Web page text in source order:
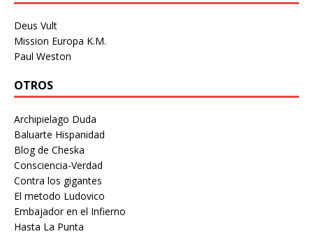
Deus Vult
Mission Europa K.M.
Paul Weston
OTROS
Archipielago Duda
Baluarte Hispanidad
Blog de Cheska
Consciencia-Verdad
Contra los gigantes
El metodo Ludovico
Embajador en el Infierno
Hasta La Punta